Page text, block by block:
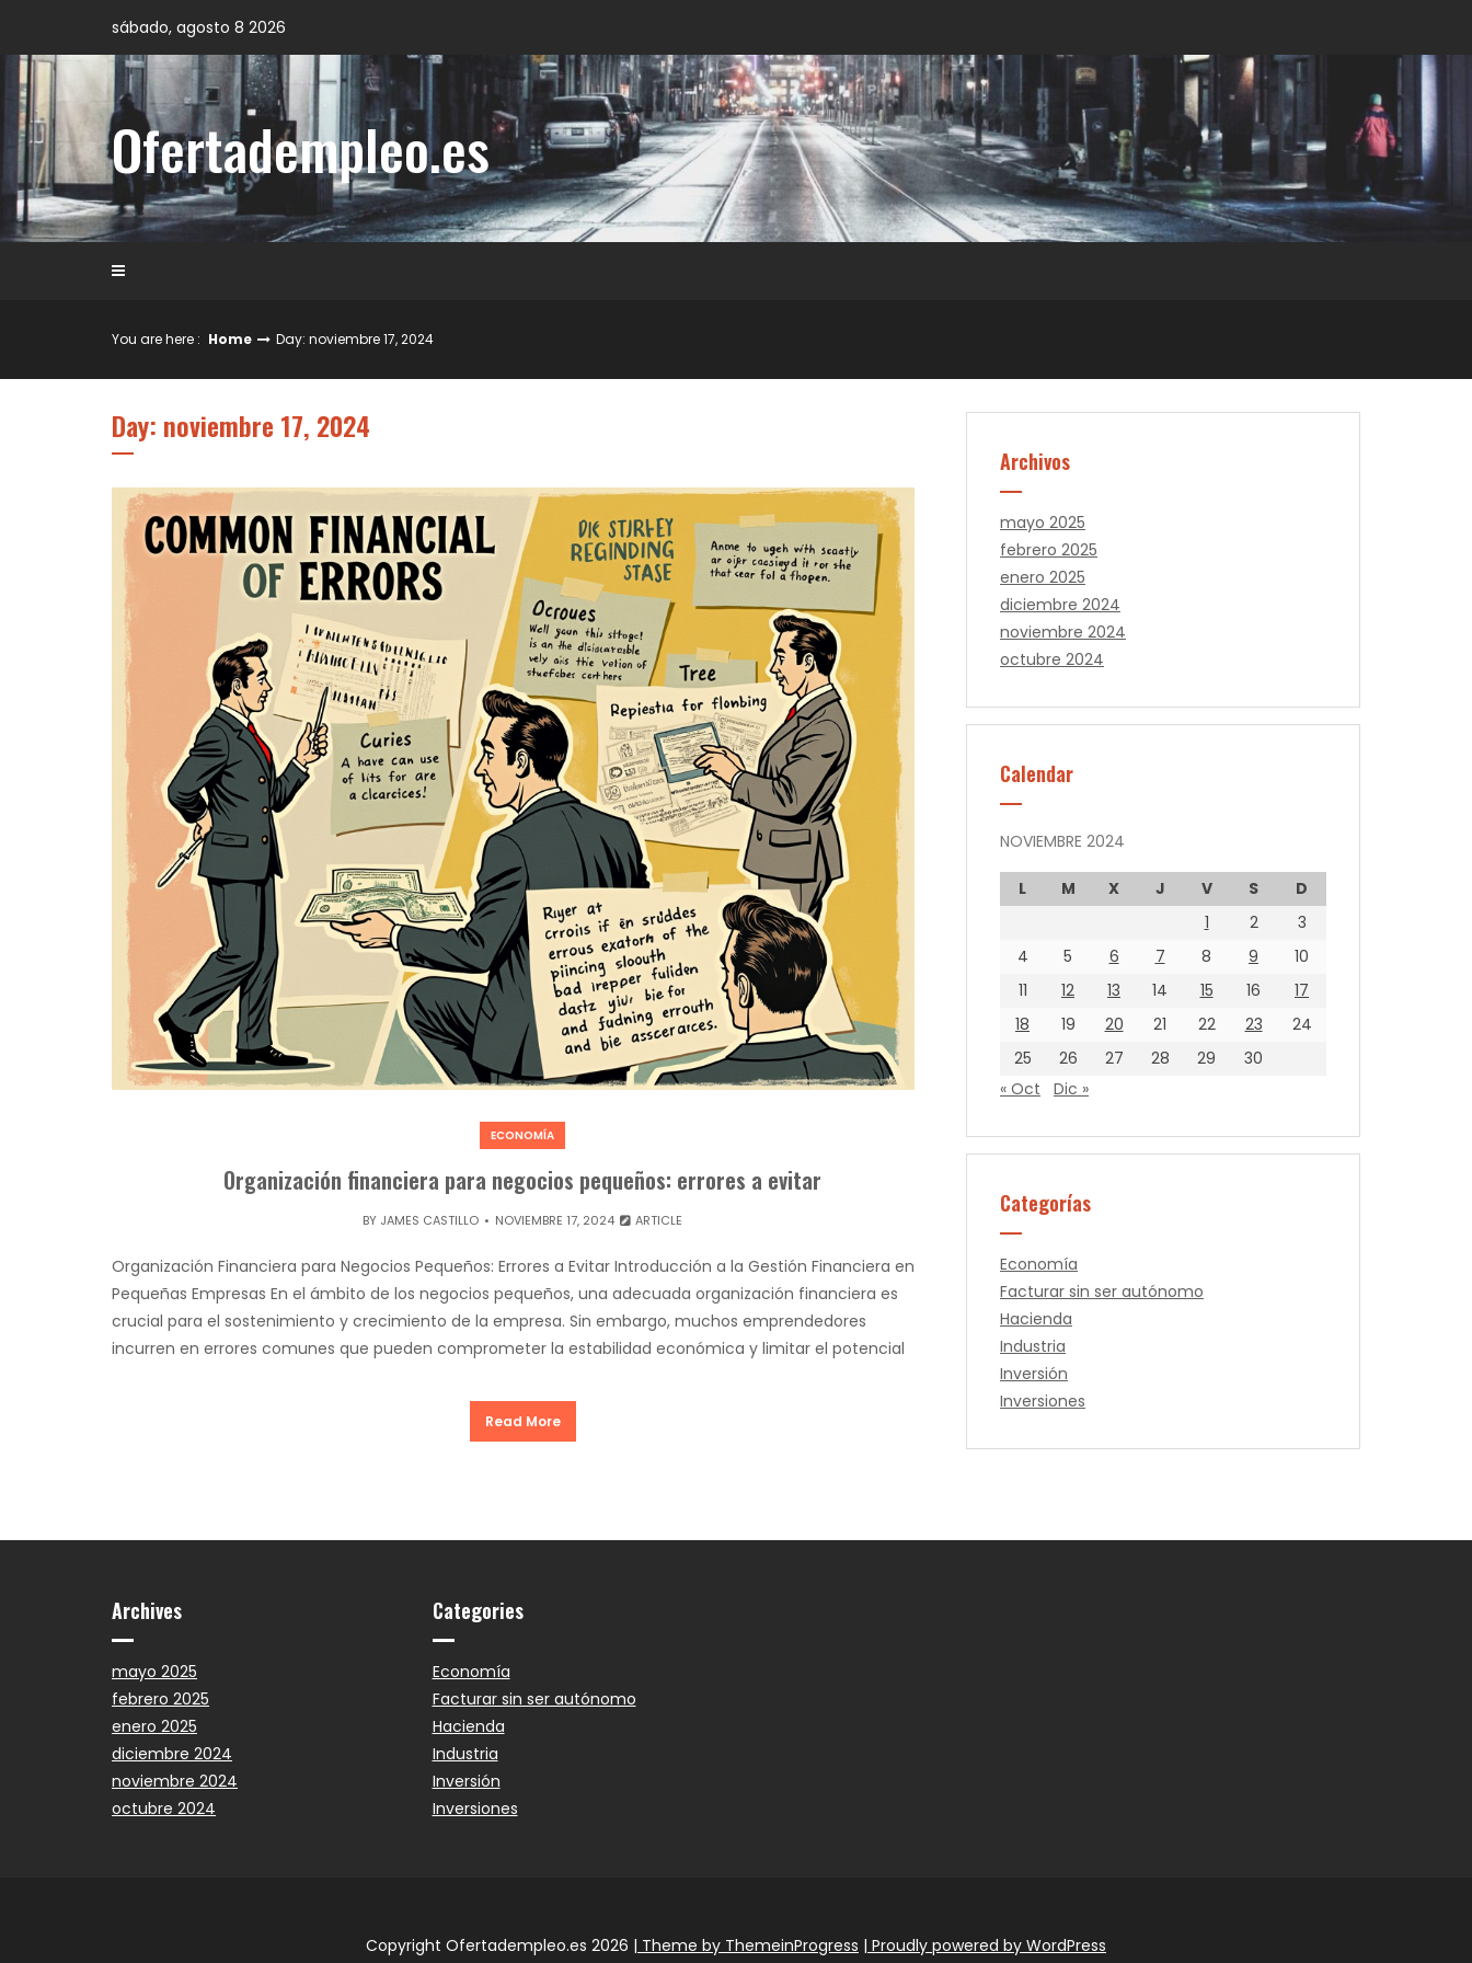
content
sábado, agosto 8 2026
Ofertadempleo.es
You are here : Home Day: noviembre 17, 2024
Day: noviembre 17, 2024
ECONOMÍA
Organización financiera para negocios pequeños: errores a evitar
BY JAMES CASTILLO NOVIEMBRE 17, 2024 ARTICLE
Organización Financiera para Negocios Pequeños: Errores a Evitar Introducción a la Gestión Financiera en
Pequeñas Empresas En el ámbito de los negocios pequeños, una adecuada organización financiera es
crucial para el sostenimiento y crecimiento de la empresa. Sin embargo, muchos emprendedores
incurren en errores comunes que pueden comprometer la estabilidad económica y limitar el potencial
Read More
Archivos
mayo 2025
febrero 2025
enero 2025
diciembre 2024
noviembre 2024
octubre 2024
Calendar
NOVIEMBRE 2024
L M X J V S
D
1
2
3
4
5 6 7 8 9
10
11
12 13 14 15 16
17
18
19 20 21 22 23
24
25
26 27 28 29
30
« Oct
Dic »
Categorías
Economía
Facturar sin ser autónomo
Hacienda
Industria
Inversión
Inversiones
Archives
mayo 2025
febrero 2025
enero 2025
diciembre 2024
noviembre 2024
octubre 2024
Categories
Economía
Facturar sin ser autónomo
Hacienda
Industria
Inversión
Inversiones
Copyright Ofertadempleo.es 2026 | Theme by ThemeinProgress | Proudly powered by WordPress